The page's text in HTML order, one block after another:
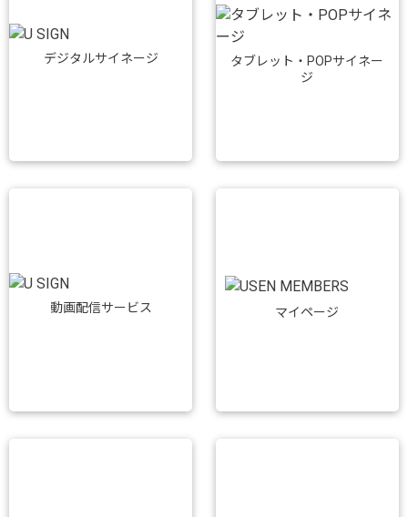
デジタルサイネージ
タブレット・POPサイネー
ジ
動画配信サービス マイページ